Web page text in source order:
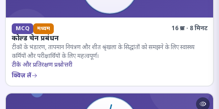
MCQ मध्यम 16 प्रश्न · 8 मिनट
कोल्ड चेन प्रबंधन
टीकों के भंडारण, तापमान नियंत्रण और शीत श्रृंखला के सिद्धांतों को समझने के लिए स्वास्थ्य
कर्मियों और परीक्षार्थियों के लिए महत्वपूर्ण।
टीके और प्रतिरक्षण प्रश्नोत्तरी
क्विज़ लें